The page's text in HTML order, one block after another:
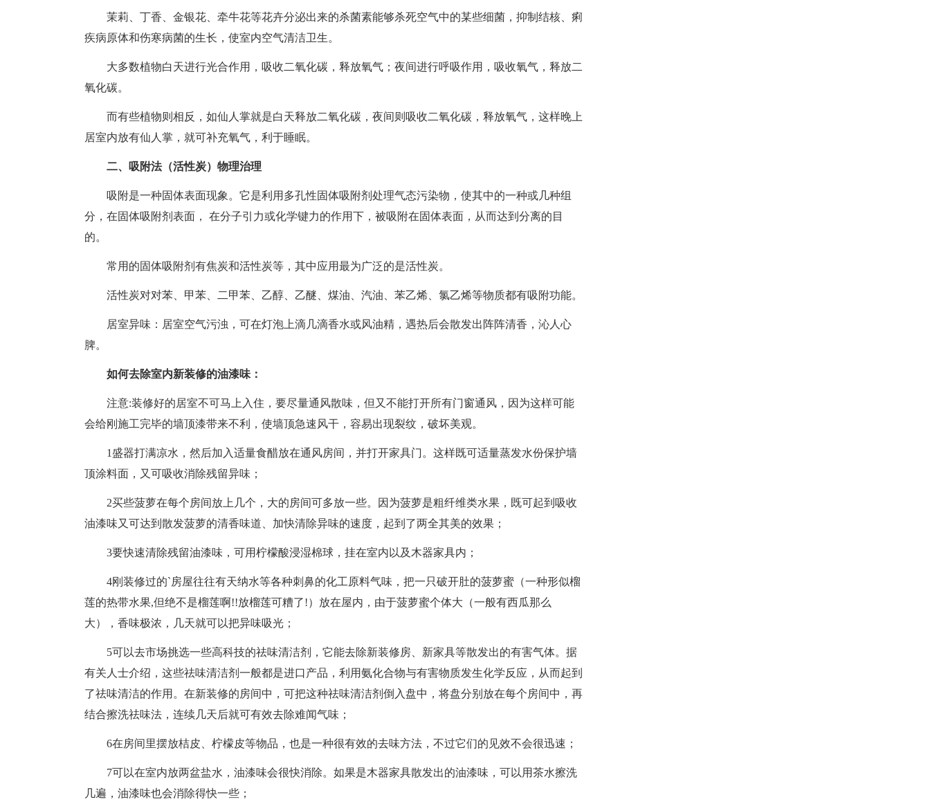
茉莉、丁香、金银花、牵牛花等花卉分泌出来的杀菌素能够杀死空气中的某些细菌，抑制结核、痢
疾病原体和伤寒病菌的生长，使室内空气清洁卫生。
大多数植物白天进行光合作用，吸收二氧化碳，释放氧气；夜间进行呼吸作用，吸收氧气，释放二
氧化碳。
而有些植物则相反，如仙人掌就是白天释放二氧化碳，夜间则吸收二氧化碳，释放氧气，这样晚上
居室内放有仙人掌，就可补充氧气，利于睡眠。
二、吸附法（活性炭）物理治理
吸附是一种固体表面现象。它是利用多孔性固体吸附剂处理气态污染物，使其中的一种或几种组
分，在固体吸附剂表面， 在分子引力或化学键力的作用下，被吸附在固体表面，从而达到分离的目
的。
常用的固体吸附剂有焦炭和活性炭等，其中应用最为广泛的是活性炭。
活性炭对对苯、甲苯、二甲苯、乙醇、乙醚、煤油、汽油、苯乙烯、氯乙烯等物质都有吸附功能。
居室异味：居室空气污浊，可在灯泡上滴几滴香水或风油精，遇热后会散发出阵阵清香，沁人心
脾。
如何去除室内新装修的油漆味：
注意:装修好的居室不可马上入住，要尽量通风散味，但又不能打开所有门窗通风，因为这样可能
会给刚施工完毕的墙顶漆带来不利，使墙顶急速风干，容易出现裂纹，破坏美观。
1盛器打满凉水，然后加入适量食醋放在通风房间，并打开家具门。这样既可适量蒸发水份保护墙
顶涂料面，又可吸收消除残留异味；
2买些菠萝在每个房间放上几个，大的房间可多放一些。因为菠萝是粗纤维类水果，既可起到吸收
油漆味又可达到散发菠萝的清香味道、加快清除异味的速度，起到了两全其美的效果；
3要快速清除残留油漆味，可用柠檬酸浸湿棉球，挂在室内以及木器家具内；
4刚装修过的`房屋往往有天纳水等各种刺鼻的化工原料气味，把一只破开肚的菠萝蜜（一种形似榴
莲的热带水果,但绝不是榴莲啊!!放榴莲可糟了!）放在屋内，由于菠萝蜜个体大（一般有西瓜那么
大），香味极浓，几天就可以把异味吸光；
5可以去市场挑选一些高科技的祛味清洁剂，它能去除新装修房、新家具等散发出的有害气体。据
有关人士介绍，这些祛味清洁剂一般都是进口产品，利用氨化合物与有害物质发生化学反应，从而起到
了祛味清洁的作用。在新装修的房间中，可把这种祛味清洁剂倒入盘中，将盘分别放在每个房间中，再
结合擦洗祛味法，连续几天后就可有效去除难闻气味；
6在房间里摆放桔皮、柠檬皮等物品，也是一种很有效的去味方法，不过它们的见效不会很迅速；
7可以在室内放两盆盐水，油漆味会很快消除。如果是木器家具散发出的油漆味，可以用茶水擦洗
几遍，油漆味也会消除得快一些；